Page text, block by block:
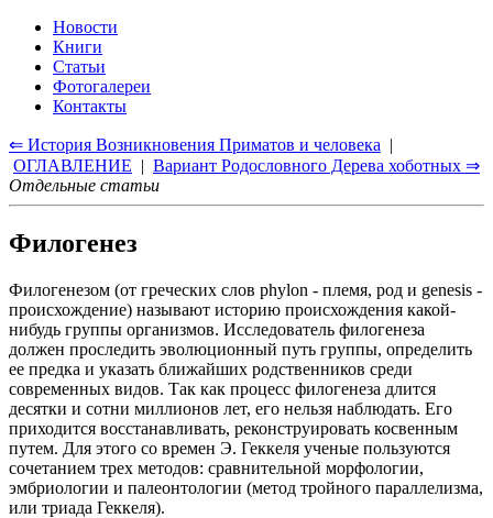
Новости
Книги
Статьи
Фотогалереи
Контакты
⇐ История Возникновения Приматов и человека |
ОГЛАВЛЕНИЕ | Вариант Родословного Дерева хоботных ⇒
Отдельные статьи
Филогенез
Филогенезом (от греческих слов phylon - племя, род и genesis -
происхождение) называют историю происхождения какой-
нибудь группы организмов. Исследователь филогенеза
должен проследить эволюционный путь группы, определить
ее предка и указать ближайших родственников среди
современных видов. Так как процесс филогенеза длится
десятки и сотни миллионов лет, его нельзя наблюдать. Его
приходится восстанавливать, реконструировать косвенным
путем. Для этого со времен Э. Геккеля ученые пользуются
сочетанием трех методов: сравнительной морфологии,
эмбриологии и палеонтологии (метод тройного параллелизма,
или триада Геккеля).